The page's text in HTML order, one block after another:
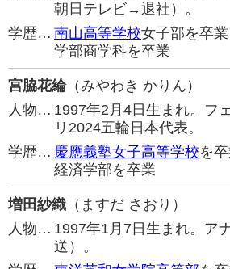
朝日テレビ→退社）。
学歴… 南山高等学校女子部を卒
学部商学科を卒業
宮脇花綸（みやわき かりん）
人物… 1997年2月4日生まれ。フ
リ2024五輪日本代表。
学歴… 慶應義塾女子高等学校を
経済学部を卒業
増田紗織 （ますだ さおり）
人物… 1997年1月7日生まれ。ア
送）。